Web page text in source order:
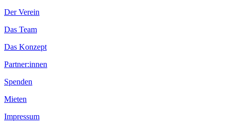
Der Verein
Das Team
Das Konzept
Partner:innen
Spenden
Mieten
Impressum